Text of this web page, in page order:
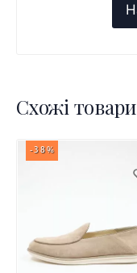
Схожі товари
-38%